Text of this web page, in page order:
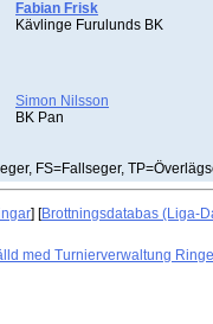
Fabian Frisk
Kävlinge Furulunds BK
Simon Nilsson
BK Pan
FS=Fallseger,
] [Brottningsdatabas (Liga-
med Turnierverwaltung